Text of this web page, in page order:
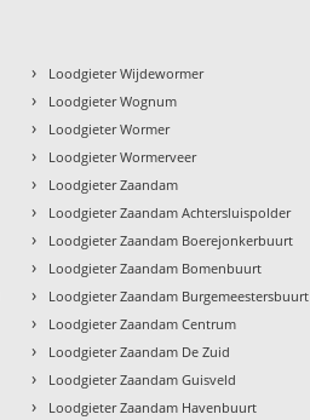
› Loodgieter Wijdewormer
› Loodgieter Wognum
› Loodgieter Wormer
› Loodgieter Wormerveer
› Loodgieter Zaandam
› Loodgieter Zaandam Achtersluispolder
› Loodgieter Zaandam Boerejonkerbuurt
› Loodgieter Zaandam Bomenbuurt
› Loodgieter Zaandam Burgemeestersbuurt
› Loodgieter Zaandam Centrum
› Loodgieter Zaandam De Zuid
› Loodgieter Zaandam Guisveld
› Loodgieter Zaandam Havenbuurt